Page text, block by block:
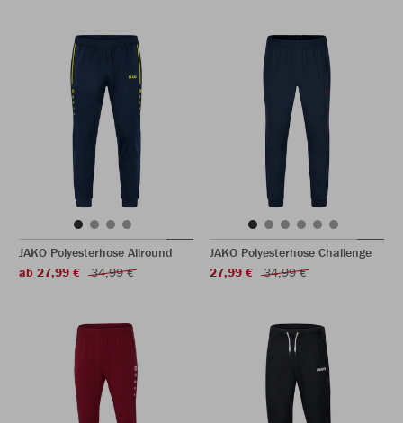
JAKO Polyesterhose Allround
ab 27,99 €
34,99 €
JAKO Polyesterhose Challenge
27,99 €
34,99 €